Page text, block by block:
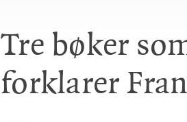
Tre bøker
forklarer